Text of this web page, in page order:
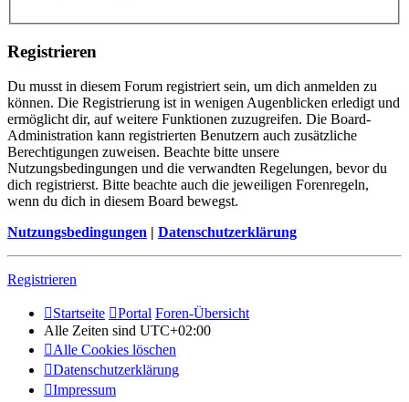
Registrieren
Du musst in diesem Forum registriert sein, um dich anmelden zu
können. Die Registrierung ist in wenigen Augenblicken erledigt und
ermöglicht dir, auf weitere Funktionen zuzugreifen. Die Board-
Administration kann registrierten Benutzern auch zusätzliche
Berechtigungen zuweisen. Beachte bitte unsere
Nutzungsbedingungen und die verwandten Regelungen, bevor du
dich registrierst. Bitte beachte auch die jeweiligen Forenregeln,
wenn du dich in diesem Board bewegst.
Nutzungsbedingungen | Datenschutzerklärung
Registrieren
Startseite Portal Foren-Übersicht
Alle Zeiten sind UTC+02:00
Alle Cookies löschen
Datenschutzerklärung
Impressum